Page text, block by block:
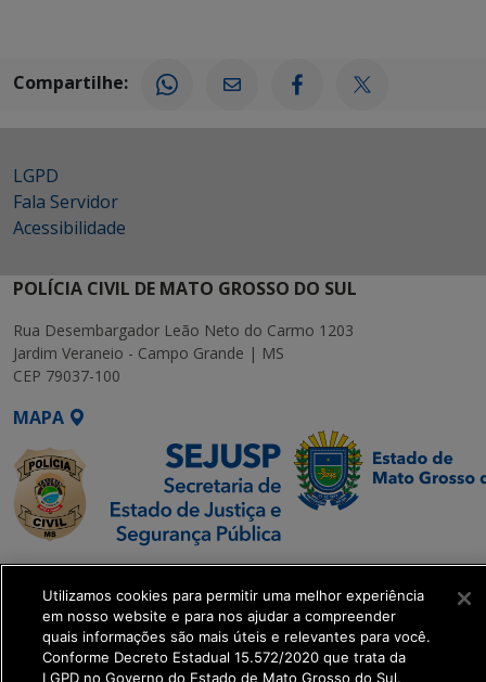
Compartilhe:
LGPD
Fala Servidor
Acessibilidade
POLÍCIA CIVIL DE MATO GROSSO DO SUL
Rua Desembargador Leão Neto do Carmo 1203
Jardim Veraneio - Campo Grande | MS
CEP 79037-100
MAPA
SETDIG | Secretaria-
Executiva de
Transformação Digital
Utilizamos cookies para permitir uma melhor experiência
em nosso website e para nos ajudar a compreender
quais informações são mais úteis e relevantes para você.
Conforme Decreto Estadual 15.572/2020 que trata da
LGPD no Governo do Estado de Mato Grosso do Sul.